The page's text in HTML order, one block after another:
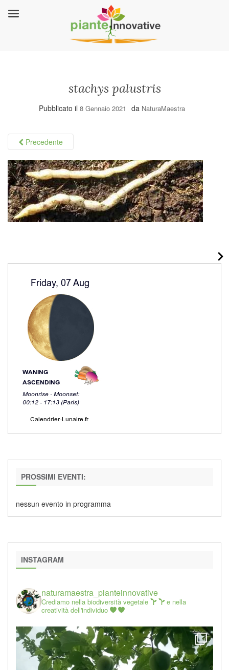
stachys palustris
Pubblicato il 8 Gennaio 2021 da NaturaMaestra
Precedente
PROSSIMI EVENTI:
nessun evento in programma
INSTAGRAM
naturamaestra_pianteinnovative
Crediamo nella biodiversità vegetale
e nella
creatività dell'individuo